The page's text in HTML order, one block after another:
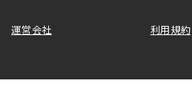
運営会社 利用規約